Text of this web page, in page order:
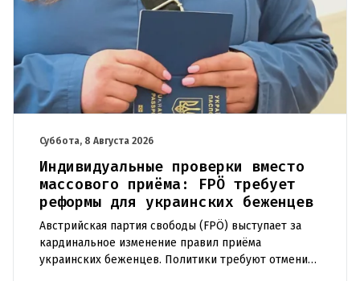
Суббота, 8 Августа 2026
Индивидуальные проверки вместо
массового приёма: FPÖ требует
реформы для украинских беженцев
Австрийская партия свободы (FPÖ) выступает за
кардинальное изменение правил приёма
украинских беженцев. Политики требуют отменить